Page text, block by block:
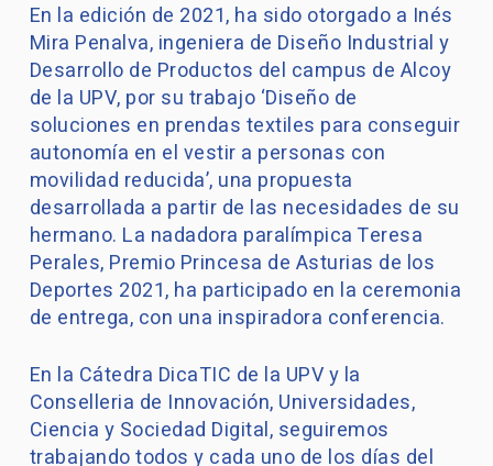
En la edición de 2021, ha sido otorgado a Inés
Mira Penalva, ingeniera de Diseño Industrial y
Desarrollo de Productos del campus de Alcoy
de la UPV, por su trabajo ‘Diseño de
soluciones en prendas textiles para conseguir
autonomía en el vestir a personas con
movilidad reducida’, una propuesta
desarrollada a partir de las necesidades de su
hermano. La nadadora paralímpica Teresa
Perales, Premio Princesa de Asturias de los
Deportes 2021, ha participado en la ceremonia
de entrega, con una inspiradora conferencia.
En la Cátedra DicaTIC de la UPV y la
Conselleria de Innovación, Universidades,
Ciencia y Sociedad Digital, seguiremos
trabajando todos y cada uno de los días del